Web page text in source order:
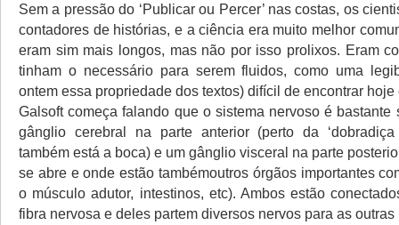
Sem a pressão do ‘Publicar ou Percer’ nas costas, os
contadores de histórias, e a ciência era muito melhor
eram sim mais longos, mas não por isso prolixos. Eram
tinham o necessário para serem fluidos, como uma
ontem essa propriedade dos textos) difícil de encontrar hoje
Galsoft começa falando que o sistema nervoso é bastante
gânglio cerebral na parte anterior (perto da
também está a boca) e um gânglio visceral na parte
se abre e onde estão tambémoutros órgãos importantes
o músculo adutor, intestinos, etc). Ambos estão
fibra nervosa e deles partem diversos nervos para as outras